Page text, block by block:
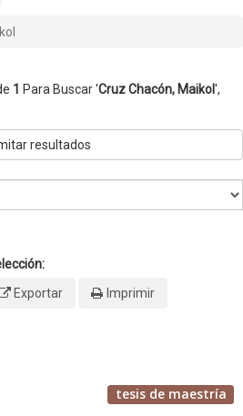
1 Para Buscar 'Cruz Chacón, Maikol',
resultados
Exportar Imprimir
tesis de maestría